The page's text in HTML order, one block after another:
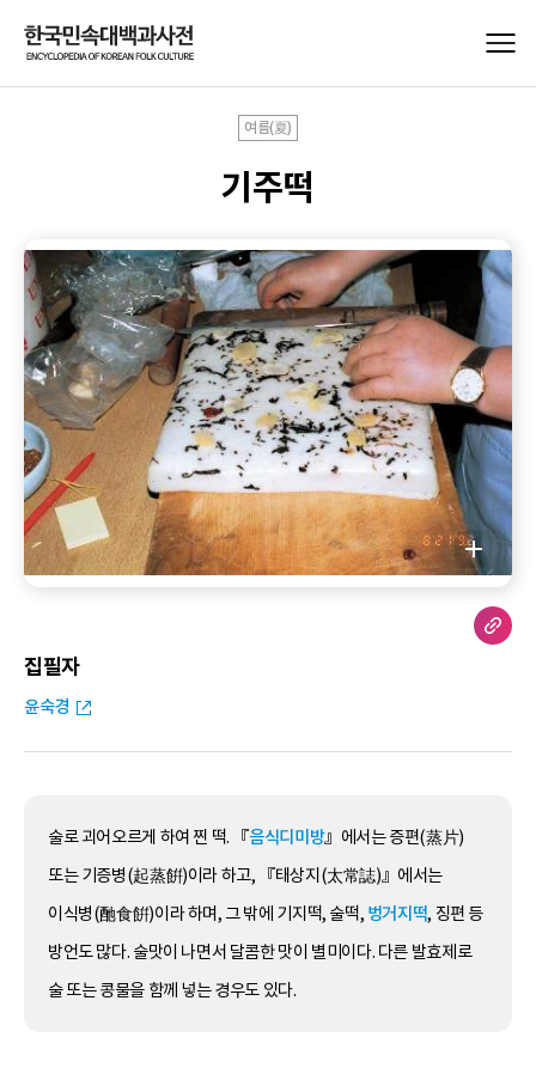
여름(夏)
기주떡
집필자
윤숙경
술로 괴어오르게 하여 찐 떡. 『음식디미방』에서는 증편(蒸片)
또는 기증병(起蒸餠)이라 하고, 『태상지(太常誌)』에서는
이식병(酏食餠)이라 하며, 그 밖에 기지떡, 술떡, 벙거지떡, 징편 등
방언도 많다. 술맛이 나면서 달콤한 맛이 별미이다. 다른 발효제로
술 또는 콩물을 함께 넣는 경우도 있다.